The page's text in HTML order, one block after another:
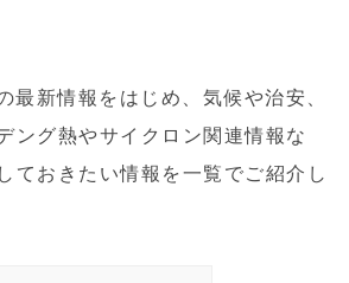
最新情報をはじめ、気候や治安、
ング熱やサイクロン関連情報な
ておきたい情報を一覧でご紹介し